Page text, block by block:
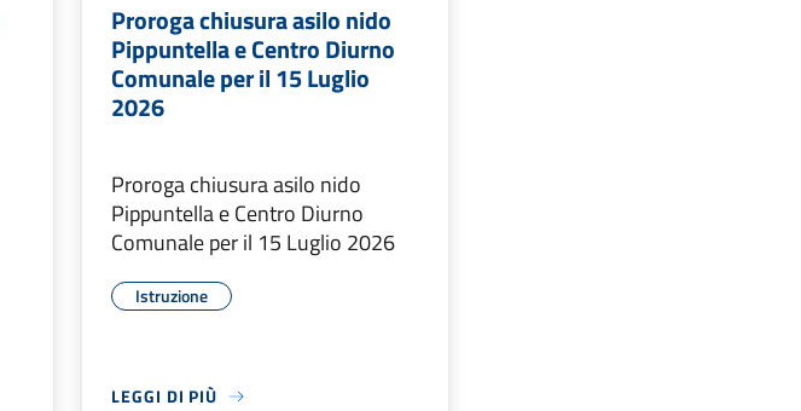
Proroga chiusura asilo nido
Pippuntella e Centro Diurno
Comunale per il 15 Luglio
2026
Proroga chiusura asilo nido
Pippuntella e Centro Diurno
Comunale per il 15 Luglio 2026
Istruzione
LEGGI DI PIÙ